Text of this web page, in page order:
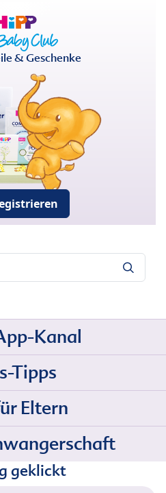
& Geschenke
Kanal
Tipps
Eltern
geklickt